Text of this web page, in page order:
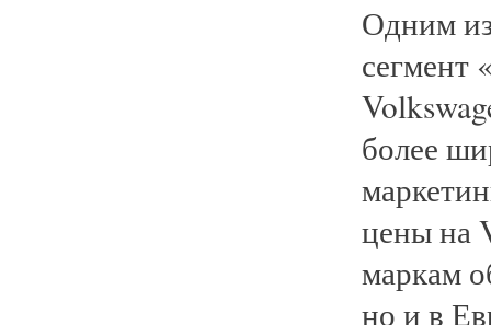
Одним
сегмент
более
цены на
маркам
но и в